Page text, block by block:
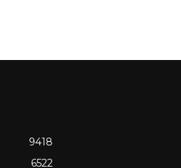
9418
6522